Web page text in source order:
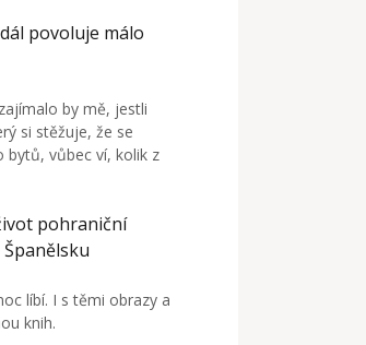
povoluje málo
by mě, jestli
si stěžuje, že se
bytů, vůbec ví, kolik z
pohraniční
líbí. I s těmi obrazy a
knih.